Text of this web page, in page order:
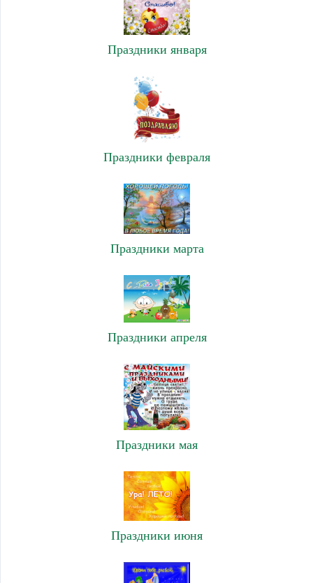
Праздники января
Праздники февраля
Праздники марта
Праздники апреля
Праздники мая
Праздники июня